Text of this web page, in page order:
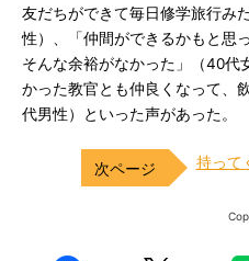
友だちができて毎日修学旅行み
性）、「仲間ができるかもと思
そんな余裕がなかった」（40代
かった教官とも仲良くなって、
代男性）といった声があった。
持って